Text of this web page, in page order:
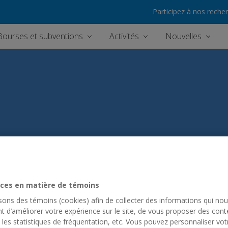
Participez à nos
et subventions Activités Nouvelles
en matière de témoins
des témoins (cookies) afin de collecter des informations qui
d’améliorer votre expérience sur le site, de vous proposer des
les statistiques de fréquentation, etc. Vous pouvez personnaliser